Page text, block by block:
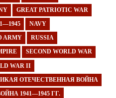
GREAT PATRIOTIC WAR
NAVY
ARMY RUSSIA
SECOND WORLD WAR
WAR II
ОТЕЧЕСТВЕННАЯ ВОЙНА
1941—1945 ГГ.